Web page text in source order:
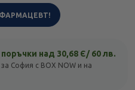
над 30,68 Є/ 60 лв.
София с BOX NOW и на